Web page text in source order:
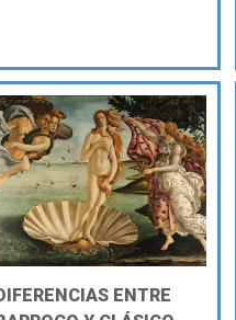
ENTRE